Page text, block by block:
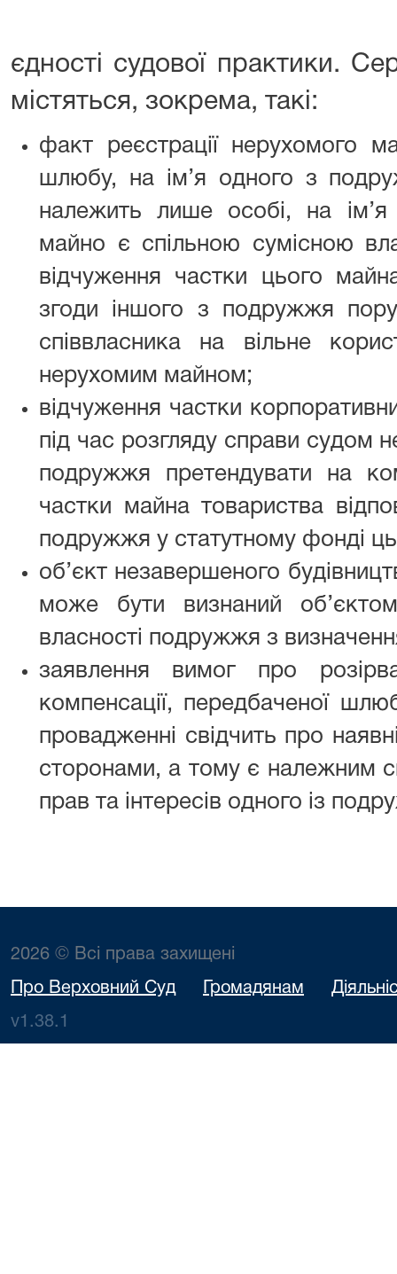
єдності судової практики.
містяться, зокрема, такі:
факт реєстрації нерухомого
шлюбу, на ім’я одного з
належить лише особі, на ім’я
майно є спільною сумісною
відчуження частки цього
згоди іншого з подружжя
співвласника на вільне
нерухомим майном;
відчуження частки
під час розгляду справи судом
подружжя претендувати на
частки майна товариства
подружжя у статутному фонді
об’єкт незавершеного
може бути визнаний об’єктом
власності подружжя з
заявлення вимог про
компенсації, передбаченої
провадженні свідчить про
сторонами, а тому є належним
прав та інтересів одного із
2026 © Всі права захищені
Про Верховний Суд Громадянам
v1.38.1